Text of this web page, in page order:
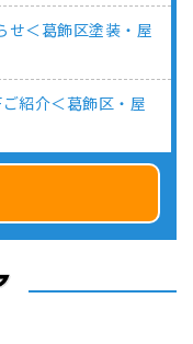
せ＜葛飾区塗装・屋
紹介＜葛飾区・屋